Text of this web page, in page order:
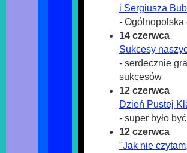
i Sergiusza
- Ogólnopolska
14 czerwca
Sukcesy
- serdecznie
sukcesów
12 czerwca
Dzień Pustej
- super było
12 czerwca
"Jak nie